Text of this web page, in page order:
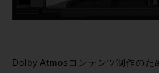
Dolby Atmosコンテンツ制作のた